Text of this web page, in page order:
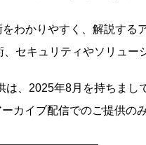
わかりやすく、解説する
セキュリティやソリュー
、2025年8月を持ちまし
カイブ配信でのご提供の